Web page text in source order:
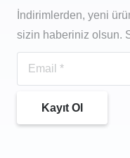
İndirimlerden, yeni
sizin haberiniz olsun.
Kayıt Ol